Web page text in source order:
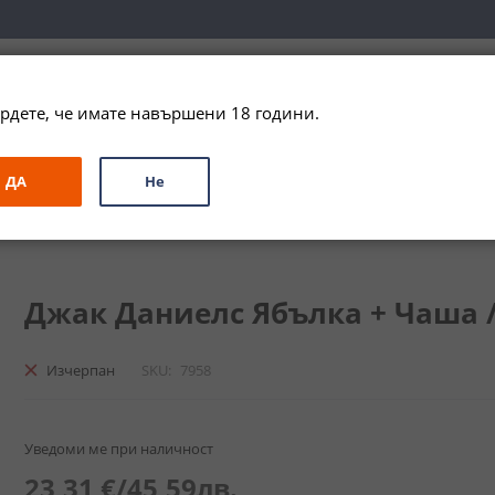
ЗА ПОДАРЪК ПРОМО СПЕЦИАЛНИ ПРЕДЛОЖЕНИЯ
Daniel's Apple + Glass
Джак Даниелс Ябълка + Чаша /
Изчерпан SKU 7958
Уведоми ме при наличност
че имате навършени 18 години.
ДА Не